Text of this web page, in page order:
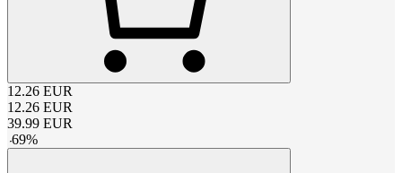
12.26 EUR
12.26 EUR
39.99 EUR
-69%